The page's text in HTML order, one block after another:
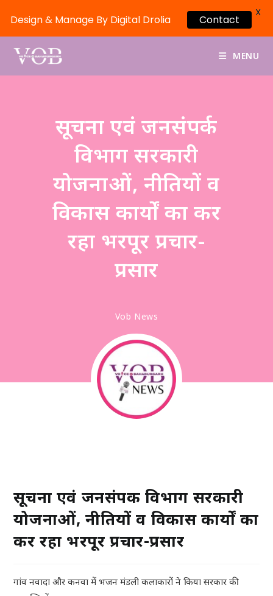
MENU
सूचना एवं जनसंपर्क
विभाग सरकारी
योजनाओं, नीतियों व
विकास कार्यों का कर
रहा भरपूर प्रचार-
प्रसार
Vob News
सूचना एवं जनसंपर्क विभाग सरकारी
योजनाओं, नीतियों व विकास कार्यों का
कर रहा भरपूर प्रचार-प्रसार
गांव नवादा और कनवा में भजन मंडली कलाकारों ने किया सरकार की
Design & Manage By Digital Drolia Contact
X